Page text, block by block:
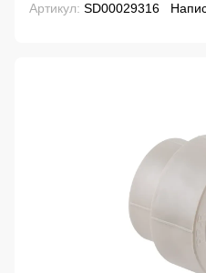
Артикул: SD00029316